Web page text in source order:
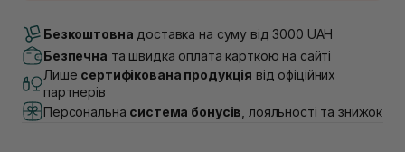
Немає в наявності!
Немає в наявності!
Самовивіз м. Львів, вул. Академіка Підстригача, 1В
(Duck’s Lake)
Немає в наявності!
Безкоштовна доставка на суму від 3000 UAH
Безпечна та швидка оплата карткою на сайті
Лише сертифікована продукція від офіційних
партнерів
Персональна система бонусів , лояльності та знижок